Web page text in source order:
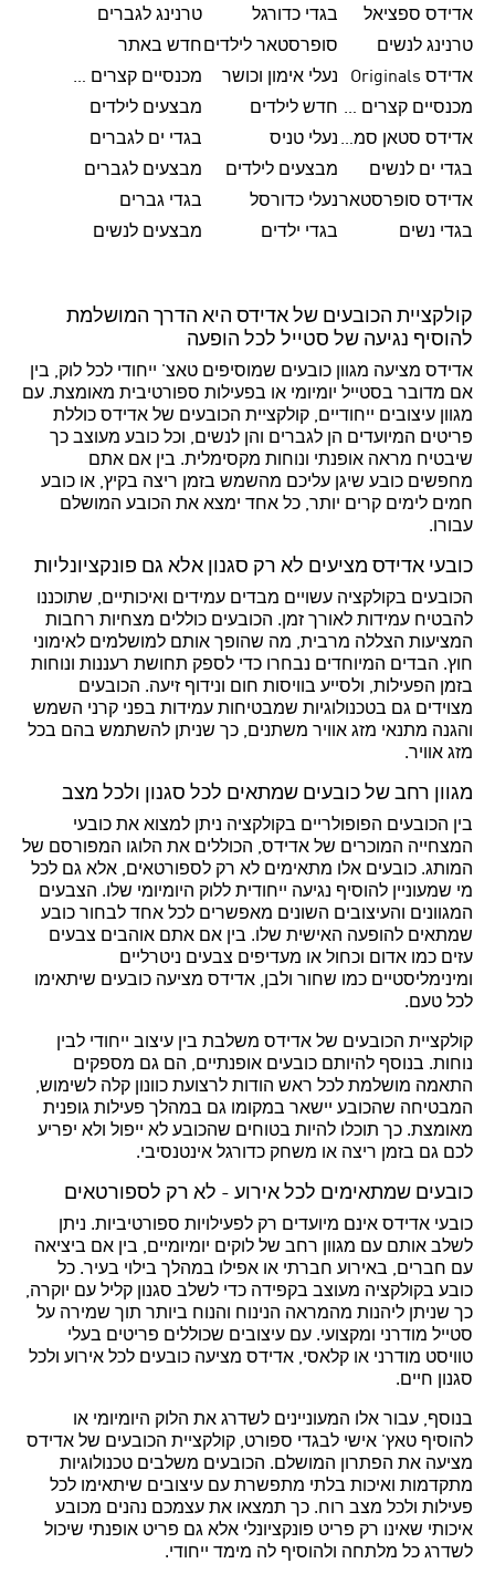
אדידס ספציאל בגדי כדורגל
טרנינג לגברים
טרנינג לנשים
סופרסטאר לילדים חדש באתר
אדידס Originals
נעלי אימון וכושר
מכנסיים קצרים לגברים
מכנסיים קצרים לנשים חדש לילדים
מבצעים לילדים
אדידס סטאן סמית' נעלי טניס
בגדי ים לגברים
בגדי ים לנשים
מבצעים לילדים
מבצעים לגברים
אדידס סופרסטארנעלי כדורסל
בגדי גברים
בגדי נשים
בגדי ילדים מבצעים לנשים
קולקציית הכובעים של אדידס היא הדרך המושלמת
להוסיף נגיעה של סטייל לכל הופעה
אדידס מציעה מגוון כובעים שמוסיפים טאצ' ייחודי לכל לוק, בין
אם מדובר בסטייל יומיומי או בפעילות ספורטיבית מאומצת. עם
מגוון עיצובים ייחודיים, קולקציית הכובעים של אדידס כוללת
פריטים המיועדים הן לגברים והן לנשים, וכל כובע מעוצב כך
שיבטיח מראה אופנתי ונוחות מקסימלית. בין אם אתם
מחפשים כובע שיגן עליכם מהשמש בזמן ריצה בקיץ, או כובע
חמים לימים קרים יותר, כל אחד ימצא את הכובע המושלם
עבורו.
כובעי אדידס מציעים לא רק סגנון אלא גם פונקציונליות
הכובעים בקולקציה עשויים מבדים עמידים ואיכותיים, שתוכננו
להבטיח עמידות לאורך זמן. הכובעים כוללים מצחיות רחבות
המציעות הצללה מרבית, מה שהופך אותם למושלמים לאימוני
חוץ. הבדים המיוחדים נבחרו כדי לספק תחושת רעננות ונוחות
בזמן הפעילות, ולסייע בוויסות חום ונידוף זיעה. הכובעים
מצוידים גם בטכנולוגיות שמבטיחות עמידות בפני קרני השמש
והגנה מתנאי מזג אוויר משתנים, כך שניתן להשתמש בהם בכל
מזג אוויר.
מגוון רחב של כובעים שמתאים לכל סגנון ולכל מצב
בין הכובעים הפופולריים בקולקציה ניתן למצוא את כובעי
המצחייה המוכרים של אדידס, הכוללים את הלוגו המפורסם של
המותג. כובעים אלו מתאימים לא רק לספורטאים, אלא גם לכל
מי שמעוניין להוסיף נגיעה ייחודית ללוק היומיומי שלו. הצבעים
המגוונים והעיצובים השונים מאפשרים לכל אחד לבחור כובע
שמתאים להופעה האישית שלו. בין אם אתם אוהבים צבעים
עזים כמו אדום וכחול או מעדיפים צבעים ניטרליים
ומינימליסטיים כמו שחור ולבן, אדידס מציעה כובעים שיתאימו
לכל טעם.
קולקציית הכובעים של אדידס משלבת בין עיצוב ייחודי לבין
נוחות. בנוסף להיותם כובעים אופנתיים, הם גם מספקים
התאמה מושלמת לכל ראש הודות לרצועת כוונון קלה לשימוש,
המבטיחה שהכובע יישאר במקומו גם במהלך פעילות גופנית
מאומצת. כך תוכלו להיות בטוחים שהכובע לא ייפול ולא יפריע
לכם גם בזמן ריצה או משחק כדורגל אינטנסיבי.
כובעים שמתאימים לכל אירוע - לא רק לספורטאים
כובעי אדידס אינם מיועדים רק לפעילויות ספורטיביות. ניתן
לשלב אותם עם מגוון רחב של לוקים יומיומיים, בין אם ביציאה
עם חברים, באירוע חברתי או אפילו במהלך בילוי בעיר. כל
כובע בקולקציה מעוצב בקפידה כדי לשלב סגנון קליל עם יוקרה,
כך שניתן ליהנות מהמראה הנינוח והנוח ביותר תוך שמירה על
סטייל מודרני ומקצועי. עם עיצובים שכוללים פריטים בעלי
טוויסט מודרני או קלאסי, אדידס מציעה כובעים לכל אירוע ולכל
סגנון חיים.
בנוסף, עבור אלו המעוניינים לשדרג את הלוק היומיומי או
להוסיף טאץ' אישי לבגדי ספורט, קולקציית הכובעים של אדידס
מציעה את הפתרון המושלם. הכובעים משלבים טכנולוגיות
מתקדמות ואיכות בלתי מתפשרת עם עיצובים שיתאימו לכל
פעילות ולכל מצב רוח. כך תמצאו את עצמכם נהנים מכובע
איכותי שאינו רק פריט פונקציונלי אלא גם פריט אופנתי שיכול
לשדרג כל מלתחה ולהוסיף לה מימד ייחודי.